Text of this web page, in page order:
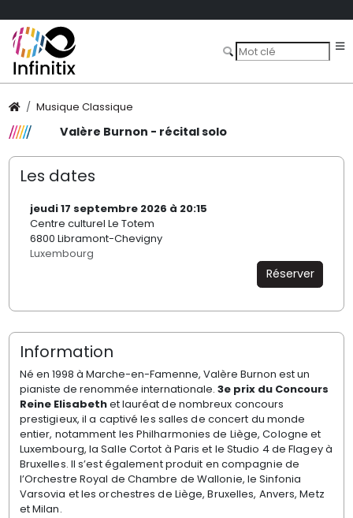
Musique Classique
Valère Burnon - récital solo
Les dates
jeudi 17 septembre 2026 à 20:15
Centre culturel Le Totem
6800 Libramont-Chevigny
Luxembourg
Réserver
Information
Né en 1998 à Marche-en-Famenne, Valère Burnon est un
pianiste de renommée internationale. 3e prix du Concours
Reine Elisabethet lauréat de nombreux concours
prestigieux, il a captivé les salles de concert du monde
entier, notamment les Philharmonies de Liège, Cologne et
Luxembourg, la Salle Cortot à Paris et le Studio 4 de Flagey à
Bruxelles. Il s’est également produit en compagnie de
l’Orchestre Royal de Chambre de Wallonie, le Sinfonia
Varsovia et les orchestres de Liège, Bruxelles, Anvers, Metz
et Milan.